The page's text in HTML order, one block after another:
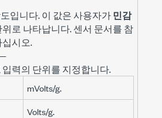
입니다. 이 값은 사용자가 민감
로 나타납니다. 센서 문서를 참
시오.
입력의 단위를 지정합니다.
mVolts/g.
Volts/g.